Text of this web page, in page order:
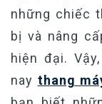
những chiếc
bị và nâng
hiện đại.
nay thang